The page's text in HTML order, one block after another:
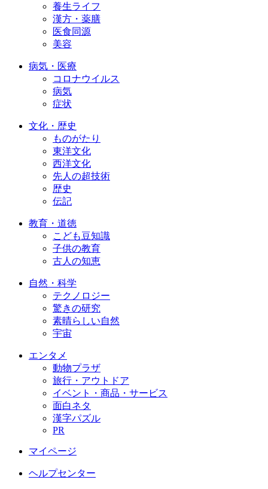
養生ライフ
漢方・薬膳
医食同源
美容
病気・医療
コロナウイルス
病気
症状
文化・歴史
ものがたり
東洋文化
西洋文化
先人の超技術
歴史
伝記
教育・道徳
こども豆知識
子供の教育
古人の知恵
自然・科学
テクノロジー
驚きの研究
素晴らしい自然
宇宙
エンタメ
動物プラザ
旅行・アウトドア
イベント・商品・サービス
面白ネタ
漢字パズル
PR
マイページ
ヘルプセンター